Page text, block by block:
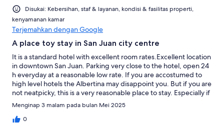
Disukai: Kebersihan, staf & layanan, kondisi & fasilitas properti,
kenyamanan kamar
Terjemahkan dengan Google
A place toy stay in San Juan city centre
It is a standard hotel with excellent room rates.Excellent location
in downtown San Juan. Parking very close to the hotel, open 24
h everyday at a reasonable low rate. If you are accostumed to
high level hotels the Albertina may disappoint you. But if you are
not neatpicky, this is a very reasonable place to stay. Especially if
you like to go out to visiting great places nearby. Very good
continental breakfast is free.
Menginap 3 malam pada bulan Mei 2025
0